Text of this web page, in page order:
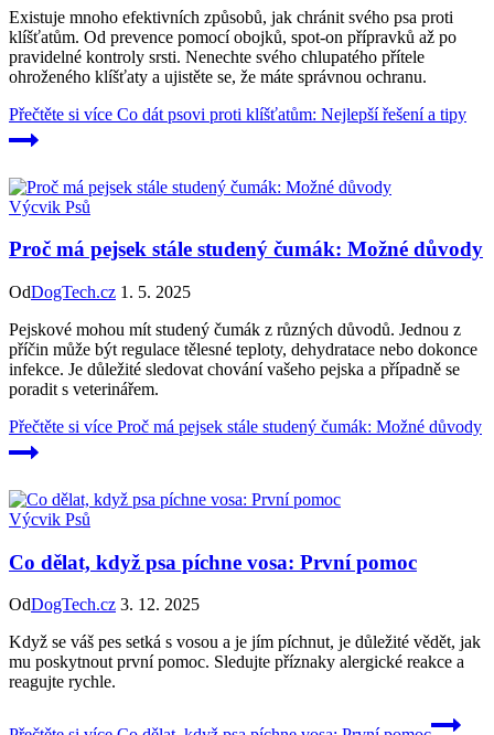
Existuje mnoho efektivních způsobů, jak chránit svého psa proti
klíšťatům. Od prevence pomocí obojků, spot-on přípravků až po
pravidelné kontroly srsti. Nenechte svého chlupatého přítele
ohroženého klíšťaty a ujistěte se, že máte správnou ochranu.
Přečtěte si více Co dát psovi proti klíšťatům: Nejlepší řešení a tipy
Výcvik Psů
Proč má pejsek stále studený čumák: Možné důvody
OdDogTech.cz 1. 5. 2025
Pejskové mohou mít studený čumák z různých důvodů. Jednou z
příčin může být regulace tělesné teploty, dehydratace nebo dokonce
infekce. Je důležité sledovat chování vašeho pejska a případně se
poradit s veterinářem.
Přečtěte si více Proč má pejsek stále studený čumák: Možné důvody
Výcvik Psů
Co dělat, když psa píchne vosa: První pomoc
OdDogTech.cz 3. 12. 2025
Když se váš pes setká s vosou a je jím píchnut, je důležité vědět, jak
mu poskytnout první pomoc. Sledujte příznaky alergické reakce a
reagujte rychle.